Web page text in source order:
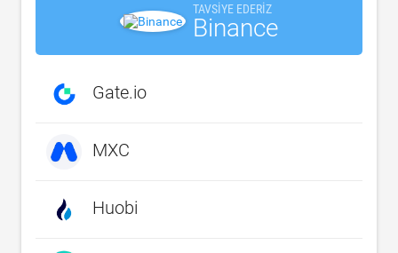
TAVSIYE EDERIZ
Binance
Gate.io
MXC
Huobi